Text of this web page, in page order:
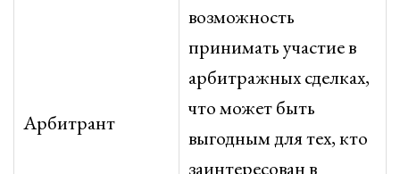
Арбитрант
возможность
принимать участие в
арбитражных сделках,
что может быть
выгодным для тех, кто
заинтересован в